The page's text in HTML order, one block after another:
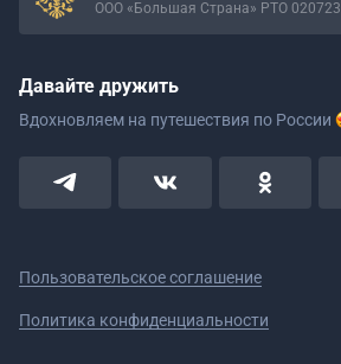
ООО «Большая Страна» РТО 020723
Давайте дружить
Вдохновляем на путешествия по России
Пользовательское соглашение
Политика конфиденциальности